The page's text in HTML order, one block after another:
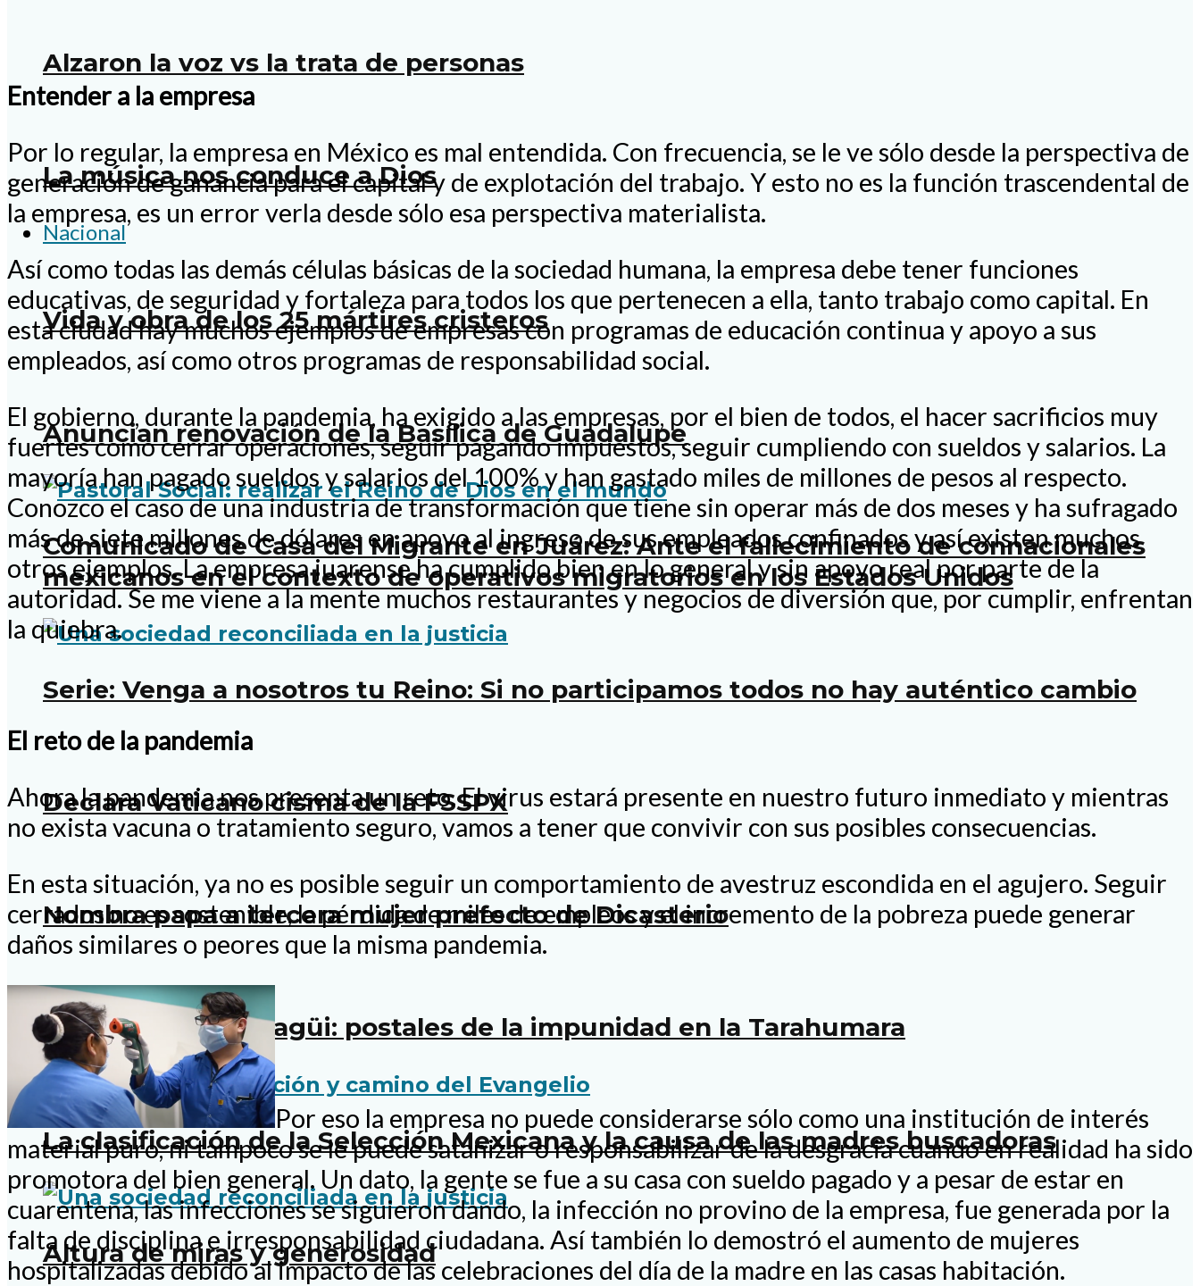
Alzaron la voz vs la trata de personas
La música nos conduce a Dios
Nacional
Vida y obra de los 25 mártires cristeros
Anuncian renovación de la Basílica de Guadalupe
Comunicado de Casa del Migrante en Juárez: Ante el fallecimiento de connacionales
mexicanos en el contexto de operativos migratorios en los Estados Unidos
Serie: Venga a nosotros tu Reino: Si no participamos todos no hay auténtico cambio
Declara Vaticano cisma de la FSSPX
Nombra papa a tercera mujer prefecto de Dicasterio
El camino a Serocagüi: postales de la impunidad en la Tarahumara
La clasificación de la Selección Mexicana y la causa de las madres buscadoras
Altura de miras y generosidad
Entender a la empresa
Por lo regular, la empresa en México es mal entendida. Con frecuencia, se le ve sólo desde la perspectiva de
generación de ganancia para el capital y de explotación del trabajo. Y esto no es la función trascendental de
la empresa, es un error verla desde sólo esa perspectiva materialista.
Así como todas las demás células básicas de la sociedad humana, la empresa debe tener funciones
educativas, de seguridad y fortaleza para todos los que pertenecen a ella, tanto trabajo como capital. En
esta ciudad hay muchos ejemplos de empresas con programas de educación continua y apoyo a sus
empleados, así como otros programas de responsabilidad social.
El gobierno, durante la pandemia, ha exigido a las empresas, por el bien de todos, el hacer sacrificios muy
fuertes como cerrar operaciones, seguir pagando impuestos, seguir cumpliendo con sueldos y salarios. La
mayoría han pagado sueldos y salarios del 100% y han gastado miles de millones de pesos al respecto.
Conozco el caso de una industria de transformación que tiene sin operar más de dos meses y ha sufragado
más de siete millones de dólares en apoyo al ingreso de sus empleados confinados y así existen muchos
otros ejemplos. La empresa juarense ha cumplido bien en lo general y sin apoyo real por parte de la
autoridad. Se me viene a la mente muchos restaurantes y negocios de diversión que, por cumplir, enfrentan
la quiebra.
El reto de la pandemia
Ahora la pandemia nos presenta un reto. El virus estará presente en nuestro futuro inmediato y mientras
no exista vacuna o tratamiento seguro, vamos a tener que convivir con sus posibles consecuencias.
En esta situación, ya no es posible seguir un comportamiento de avestruz escondida en el agujero. Seguir
cerrados no es sostenible, la pérdida de miles de empleos y el incremento de la pobreza puede generar
daños similares o peores que la misma pandemia.
Por eso la empresa no puede considerarse sólo como una institución de interés
material puro, ni tampoco se le puede satanizar o responsabilizar de la desgracia cuando en realidad ha sido
promotora del bien general. Un dato, la gente se fue a su casa con sueldo pagado y a pesar de estar en
cuarentena, las infecciones se siguieron dando, la infección no provino de la empresa, fue generada por la
falta de disciplina e irresponsabilidad ciudadana. Así también lo demostró el aumento de mujeres
hospitalizadas debido al impacto de las celebraciones del día de la madre en las casas habitación.